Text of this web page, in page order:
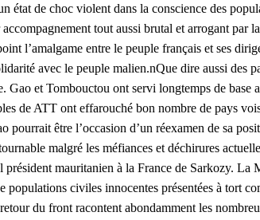
état de choc violent dans la conscience des
tout aussi brutal et arrogant
l’amalgame entre le peuple français et ses
avec le peuple malien.nQue dire aussi
et Tombouctou ont servi longtemps de base
de ATT ont effarouché bon nombre de pays
être l’occasion d’un réexamen de sa
malgré les méfiances et déchirures
mauritanien à la France de Sarkozy. La
civiles innocentes présentées à tort
du front racontent abondamment les